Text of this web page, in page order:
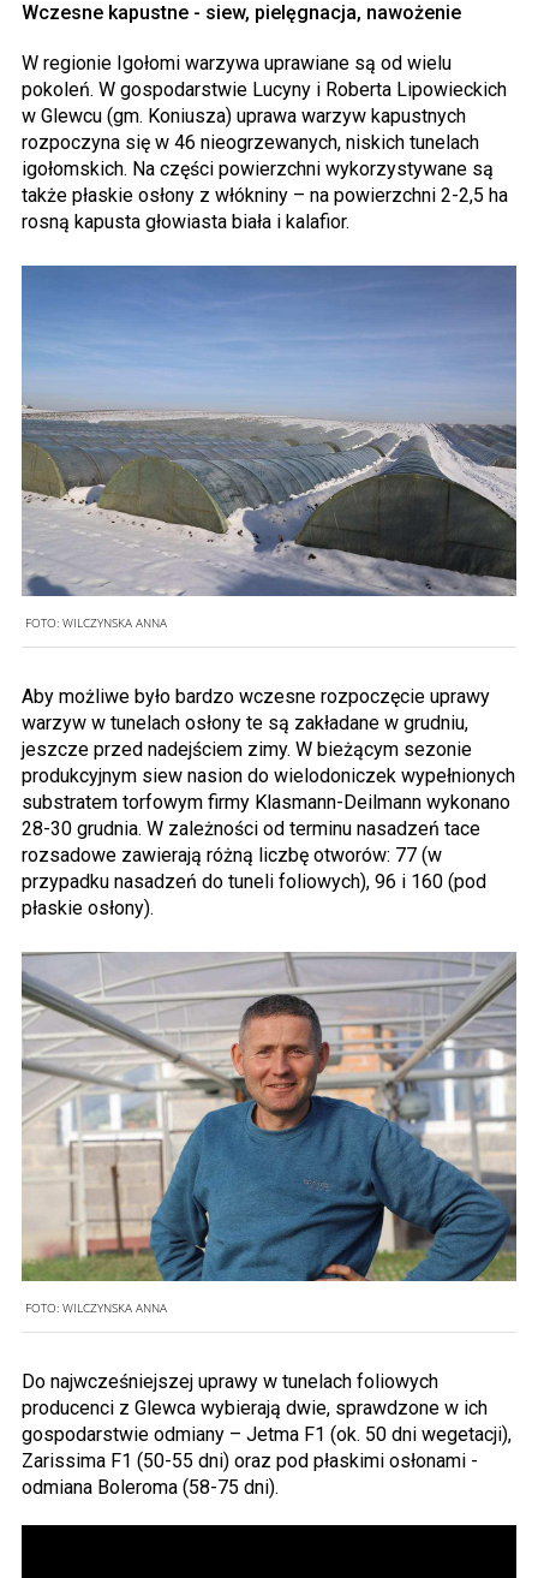
Wczesne kapustne - siew, pielęgnacja, nawożenie
W regionie Igołomi warzywa uprawiane są od wielu
pokoleń. W gospodarstwie Lucyny i Roberta Lipowieckich
w Glewcu (gm. Koniusza) uprawa warzyw kapustnych
rozpoczyna się w 46 nieogrzewanych, niskich tunelach
igołomskich. Na części powierzchni wykorzystywane są
także płaskie osłony z włókniny – na powierzchni 2-2,5 ha
rosną kapusta głowiasta biała i kalafior.
FOTO: WILCZYNSKA ANNA
Aby możliwe było bardzo wczesne rozpoczęcie uprawy
warzyw w tunelach osłony te są zakładane w grudniu,
jeszcze przed nadejściem zimy. W bieżącym sezonie
produkcyjnym siew nasion do wielodoniczek wypełnionych
substratem torfowym firmy Klasmann-Deilmann wykonano
28-30 grudnia. W zależności od terminu nasadzeń tace
rozsadowe zawierają różną liczbę otworów: 77 (w
przypadku nasadzeń do tuneli foliowych), 96 i 160 (pod
płaskie osłony).
FOTO: WILCZYNSKA ANNA
Do najwcześniejszej uprawy w tunelach foliowych
producenci z Glewca wybierają dwie, sprawdzone w ich
gospodarstwie odmiany – Jetma F1 (ok. 50 dni wegetacji),
Zarissima F1 (50-55 dni) oraz pod płaskimi osłonami -
odmiana Boleroma (58-75 dni).